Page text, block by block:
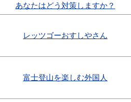
あなたはどう対策しますか？
レッツゴーおすしやさん
富士登山を楽しむ外国人